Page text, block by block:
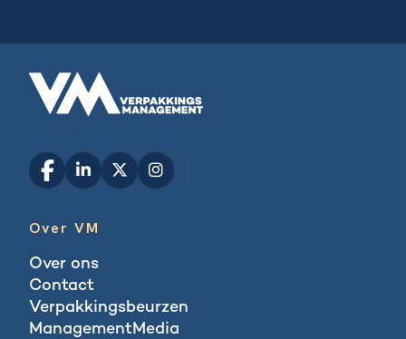
Over VM
Over ons
Contact
Verpakkingsbeurzen
ManagementMedia